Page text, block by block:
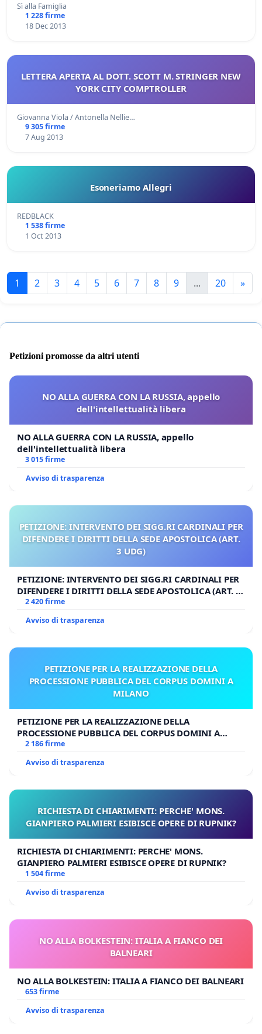
Sì alla Famiglia
1 228 firme
18 Dec 2013
LETTERA APERTA AL DOTT. SCOTT M. STRINGER NEW
YORK CITY COMPTROLLER
Giovanna Viola / Antonella Nellie…
9 305 firme
7 Aug 2013
Esoneriamo Allegri
REDBLACK
1 538 firme
1 Oct 2013
1 2 3 4 5 6 7 8 9 ... 20 »
Petizioni promosse da altri utenti
NO ALLA GUERRA CON LA RUSSIA, appello
dell'intellettualità libera
NO ALLA GUERRA CON LA RUSSIA, appello
dell'intellettualità libera
3 015 firme
Avviso di trasparenza
PETIZIONE: INTERVENTO DEI SIGG.RI CARDINALI PER
DIFENDERE I DIRITTI DELLA SEDE APOSTOLICA (ART.
3 UDG)
PETIZIONE: INTERVENTO DEI SIGG.RI CARDINALI PER
DIFENDERE I DIRITTI DELLA SEDE APOSTOLICA (ART. 3
UDG)
2 420 firme
Avviso di trasparenza
PETIZIONE PER LA REALIZZAZIONE DELLA
PROCESSIONE PUBBLICA DEL CORPUS DOMINI A
MILANO
PETIZIONE PER LA REALIZZAZIONE DELLA
PROCESSIONE PUBBLICA DEL CORPUS DOMINI A
MILANO
2 186 firme
Avviso di trasparenza
RICHIESTA DI CHIARIMENTI: PERCHE' MONS.
GIANPIERO PALMIERI ESIBISCE OPERE DI RUPNIK?
RICHIESTA DI CHIARIMENTI: PERCHE' MONS.
GIANPIERO PALMIERI ESIBISCE OPERE DI RUPNIK?
1 504 firme
Avviso di trasparenza
NO ALLA BOLKESTEIN: ITALIA A FIANCO DEI
BALNEARI
NO ALLA BOLKESTEIN: ITALIA A FIANCO DEI BALNEARI
653 firme
Avviso di trasparenza